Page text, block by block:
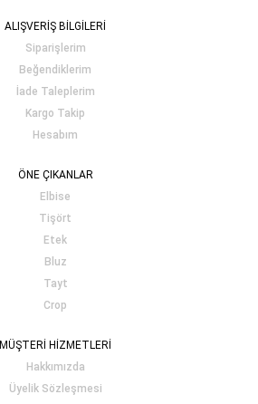
ALIŞVERİŞ BİLGİLERİ
Siparişlerim
Beğendiklerim
İade Taleplerim
Kargo Takip
Hesabım
ÖNE ÇIKANLAR
Elbise
Tişört
Etek
Bluz
Tayt
Crop
MÜŞTERİ HİZMETLERİ
Hakkımızda
Üyelik Sözleşmesi